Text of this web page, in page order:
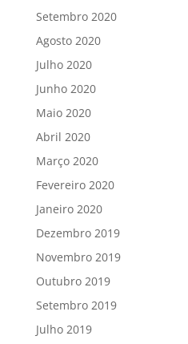
Setembro 2020
Agosto 2020
Julho 2020
Junho 2020
Maio 2020
Abril 2020
Março 2020
Fevereiro 2020
Janeiro 2020
Dezembro 2019
Novembro 2019
Outubro 2019
Setembro 2019
Julho 2019